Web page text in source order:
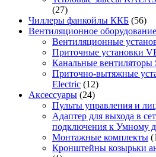
(27)
Чиллеры фанкойлы ККБ (56)
Вентиляционное оборудование
Вентиляционные
Приточные установки
Канальные вентиляторы
Приточно-вытяжные
Electric (12)
Аксессуары (24)
Пульты управления и
Адаптер для выхода в
подключения к Умному
Монтажные комплекты
Кронштейны козырьки